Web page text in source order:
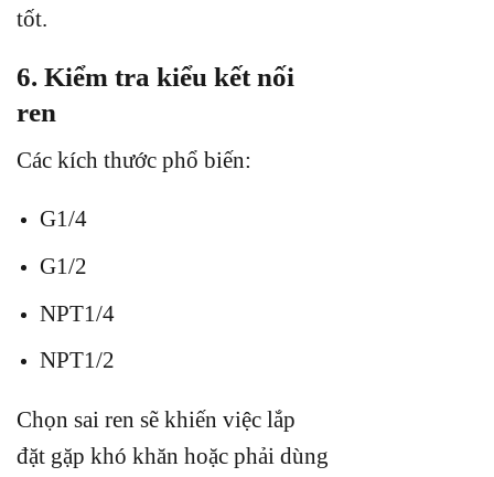
tốt.
6. Kiểm tra kiểu kết nối
ren
Các kích thước phổ biến:
G1/4
G1/2
NPT1/4
NPT1/2
Chọn sai ren sẽ khiến việc lắp
đặt gặp khó khăn hoặc phải dùng